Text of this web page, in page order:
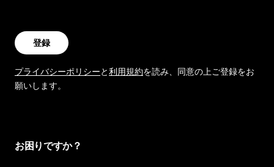
登録
プライバシーポリシーと利用規約を読み、同意の上ご登録をお
願いします。
お困りですか？